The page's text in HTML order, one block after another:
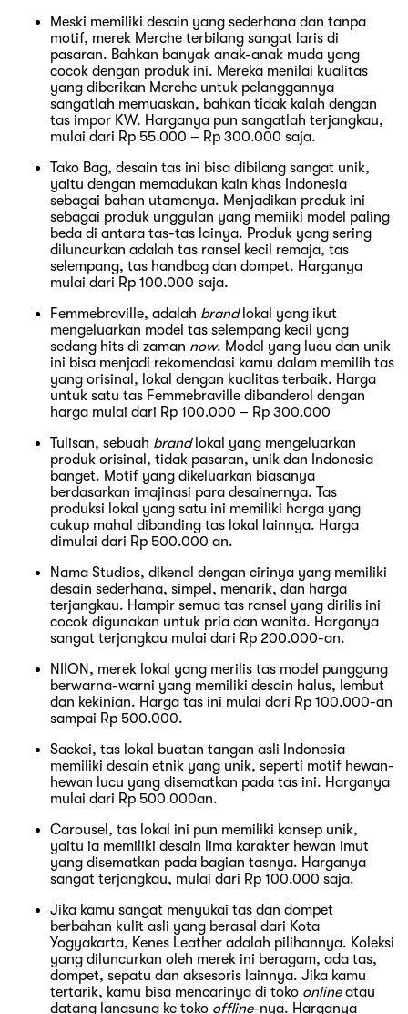
Meski memiliki desain yang sederhana dan tanpa
motif, merek Merche terbilang sangat laris di
pasaran. Bahkan banyak anak-anak muda yang
cocok dengan produk ini. Mereka menilai kualitas
yang diberikan Merche untuk pelanggannya
sangatlah memuaskan, bahkan tidak kalah dengan
tas impor KW. Harganya pun sangatlah terjangkau,
mulai dari Rp 55.000 – Rp 300.000 saja.
Tako Bag, desain tas ini bisa dibilang sangat unik,
yaitu dengan memadukan kain khas Indonesia
sebagai bahan utamanya. Menjadikan produk ini
sebagai produk unggulan yang memiiki model paling
beda di antara tas-tas lainya. Produk yang sering
diluncurkan adalah tas ransel kecil remaja, tas
selempang, tas handbag dan dompet. Harganya
mulai dari Rp 100.000 saja.
Femmebraville, adalah brandlokal yang ikut
mengeluarkan model tas selempang kecil yang
sedang hits di zaman now. Model yang lucu dan unik
ini bisa menjadi rekomendasi kamu dalam memilih tas
yang orisinal, lokal dengan kualitas terbaik. Harga
untuk satu tas Femmebraville dibanderol dengan
harga mulai dari Rp 100.000 – Rp 300.000
Tulisan, sebuah brandlokal yang mengeluarkan
produk orisinal, tidak pasaran, unik dan Indonesia
banget. Motif yang dikeluarkan biasanya
berdasarkan imajinasi para desainernya. Tas
produksi lokal yang satu ini memiliki harga yang
cukup mahal dibanding tas lokal lainnya. Harga
dimulai dari Rp 500.000 an.
Nama Studios, dikenal dengan cirinya yang memiliki
desain sederhana, simpel, menarik, dan harga
terjangkau. Hampir semua tas ransel yang dirilis ini
cocok digunakan untuk pria dan wanita. Harganya
sangat terjangkau mulai dari Rp 200.000-an.
NIION, merek lokal yang merilis tas model punggung
berwarna-warni yang memiliki desain halus, lembut
dan kekinian. Harga tas ini mulai dari Rp 100.000-an
sampai Rp 500.000.
Sackai, tas lokal buatan tangan asli Indonesia
memiliki desain etnik yang unik, seperti motif hewan-
hewan lucu yang disematkan pada tas ini. Harganya
mulai dari Rp 500.000an.
Carousel, tas lokal ini pun memiliki konsep unik,
yaitu ia memiliki desain lima karakter hewan imut
yang disematkan pada bagian tasnya. Harganya
sangat terjangkau, mulai dari Rp 100.000 saja.
Jika kamu sangat menyukai tas dan dompet
berbahan kulit asli yang berasal dari Kota
Yogyakarta, Kenes Leather adalah pilihannya. Koleksi
yang diluncurkan oleh merek ini beragam, ada tas,
dompet, sepatu dan aksesoris lainnya. Jika kamu
tertarik, kamu bisa mencarinya di toko onlineatau
datang langsung ke toko offline-nya. Harganya